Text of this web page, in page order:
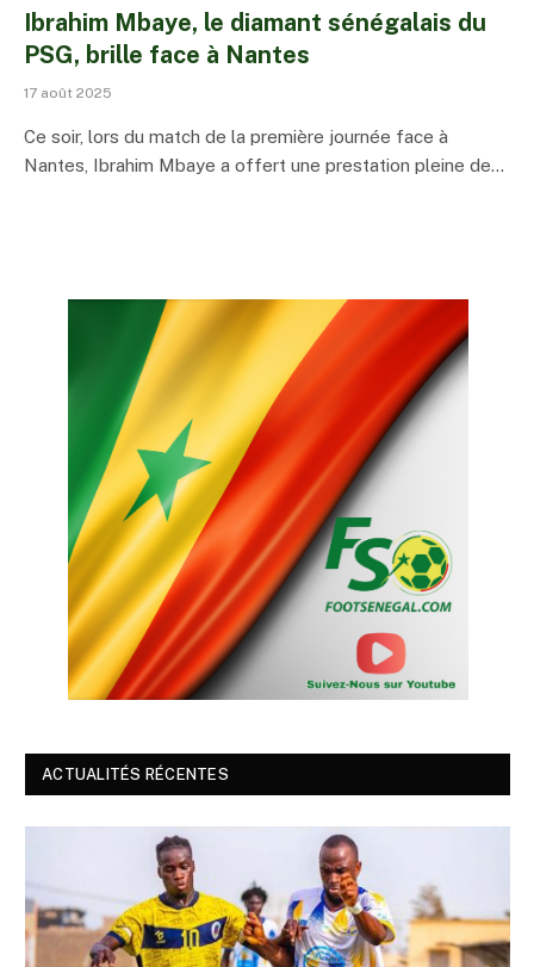
Ibrahim Mbaye, le diamant sénégalais du
PSG, brille face à Nantes
17 août 2025
Ce soir, lors du match de la première journée face à
Nantes, Ibrahim Mbaye a offert une prestation pleine de…
ACTUALITÉS RÉCENTES